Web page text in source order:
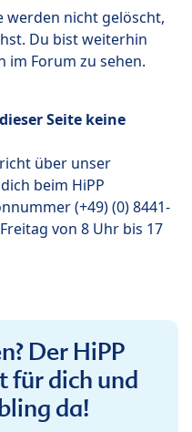
werden nicht gelöscht,
Du bist weiterhin
im Forum zu sehen.
Seite keine
über unser
beim HiPP
(+49) (0) 8441-
von 8 Uhr bis 17
Der HiPP
für dich und
da!